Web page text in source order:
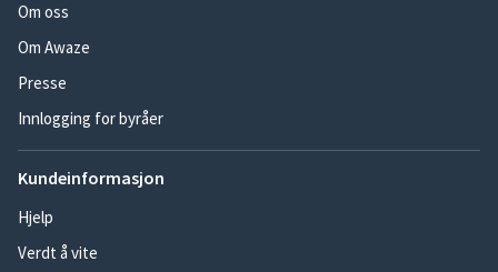
Om oss
Om Awaze
Presse
Innlogging for byråer
Kundeinformasjon
Hjelp
Verdt å vite